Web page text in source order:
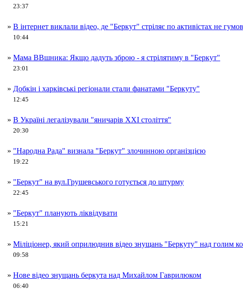
23:37
» В інтернет виклали відео, де "Беркут" стріляє по активістах не
10:44
» Мама ВВшника: Якщо дадуть зброю - я стрілятиму в "Беркут"
23:01
» Добкін і харківські регіонали стали фанатами "Беркуту"
12:45
» В Україні легалізували "яничарів XXI століття"
20:30
» "Народна Рада" визнала "Беркут" злочинною організцією
19:22
» "Беркут" на вул.Грушевського готується до штурму
22:45
» "Беркут" планують ліквідувати
15:21
» Міліціонер, який оприлюднив відео знущань "Беркуту" над голим
09:58
» Нове відео знущань беркута над Михайлом Гаврилюком
06:40